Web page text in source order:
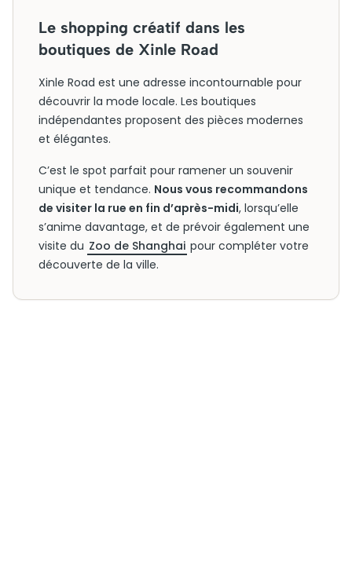
Le shopping créatif dans les
boutiques de Xinle Road
Xinle Road est une adresse incontournable pour
découvrir la mode locale. Les boutiques
indépendantes proposent des pièces modernes
et élégantes.
C’est le spot parfait pour ramener un souvenir
unique et tendance. Nous vous recommandons
de visiter la rue en fin d’après-midi, lorsqu’elle
s’anime davantage, et de prévoir également une
visite du Zoo de Shanghai pour compléter votre
découverte de la ville.